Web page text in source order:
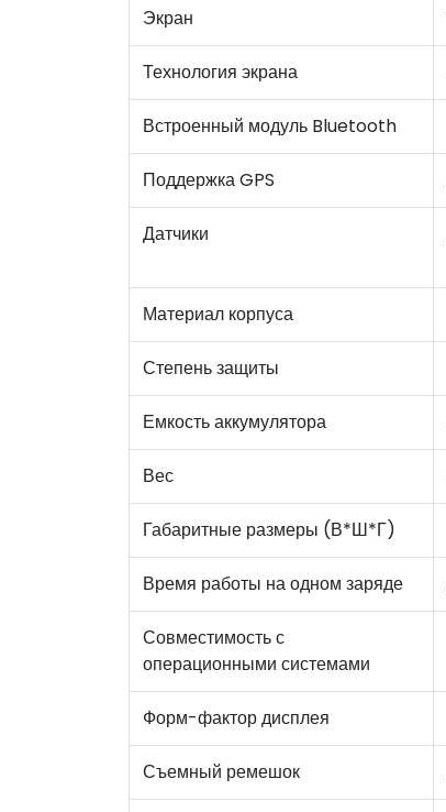
Экран
Технология экрана
Встроенный модуль Bluetooth
Поддержка GPS
Датчики
Материал корпуса
Степень защиты
Емкость аккумулятора
Вес
Габаритные размеры (В*Ш*Г)
Время работы на одном заряде
Совместимость с
операционными системами
Форм-фактор дисплея
Съемный ремешок